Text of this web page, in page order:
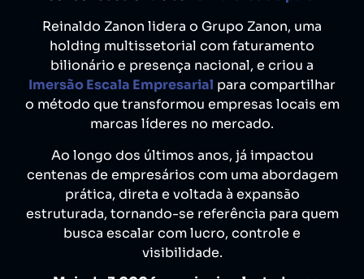
Reinaldo Zanon lidera o Grupo Zanon, uma
holding multissetorial com faturamento
bilionário e presença nacional, e criou a
Imersão Escala Empresarial para compartilhar
o método que transformou empresas locais em
marcas líderes no mercado.
Ao longo dos últimos anos, já impactou
centenas de empresários com uma abordagem
prática, direta e voltada à expansão
estruturada, tornando-se referência para quem
busca escalar com lucro, controle e
visibilidade.